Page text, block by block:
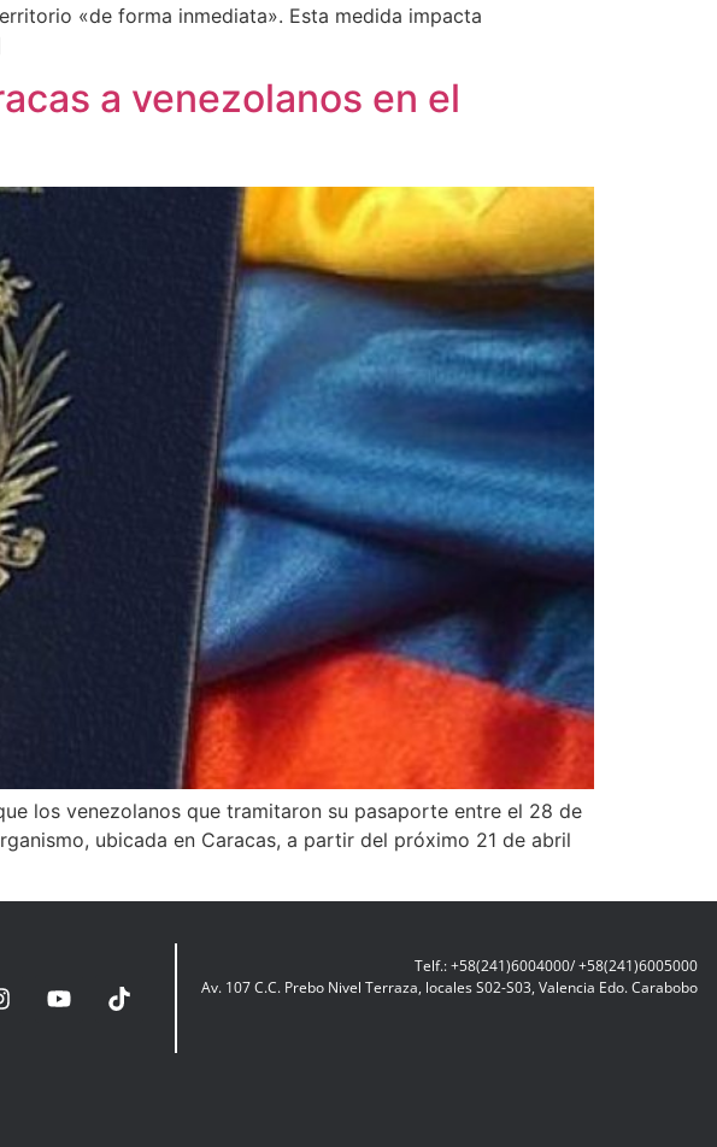
«de forma inmediata». Esta medida impacta
a venezolanos en el
los venezolanos que tramitaron su pasaporte entre el 28 de
ubicada en Caracas, a partir del próximo 21 de abril
Telf.: +58(241)6004000/ +58(241)6005000
Av. 107 C.C. Prebo Nivel Terraza, locales S02-S03, Valencia Edo. Carabobo